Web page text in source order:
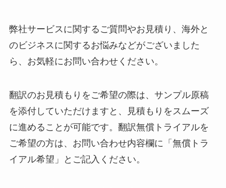
弊社サービスに関するご質問やお見積り、海外と
のビジネスに関するお悩みなどがございました
ら、お気軽にお問い合わせください。
翻訳のお見積もりをご希望の際は、サンプル原稿
を添付していただけますと、見積もりをスムーズ
に進めることが可能です。翻訳無償トライアルを
ご希望の方は、お問い合わせ内容欄に「無償トラ
イアル希望」とご記入ください。